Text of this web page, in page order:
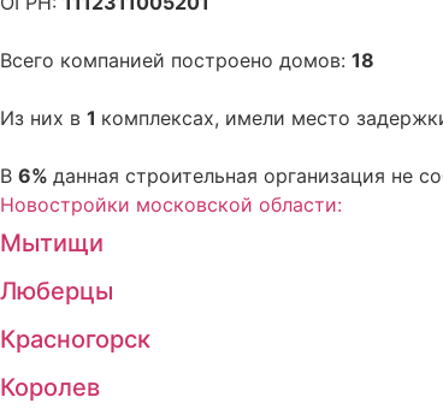
Всего компанией построено домов: 18
Из них в 1 комплексах, имели место
В 6% данная строительная организация не
Новостройки московской области:
Мытищи
Люберцы
Красногорск
Королев